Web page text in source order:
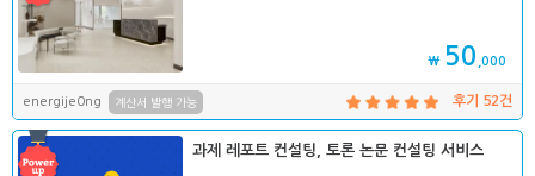
₩ 50 ,000
energije0ng 계산서 발행 가능 후기 52건
과제 레포트 컨설팅, 토론 논문 컨설팅 서비스